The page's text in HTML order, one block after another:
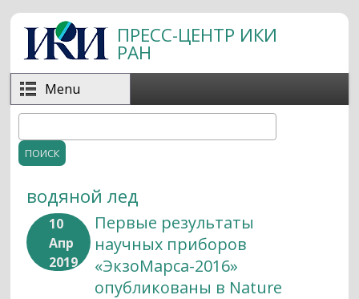
Перейти к основному содержанию
ПРЕСС-ЦЕНТР ИКИ
РАН
Menu
Форма поиска
водяной лед
10
Апр
2019
Первые результаты
научных приборов
«ЭкзоМарса-2016»
опубликованы в Nature